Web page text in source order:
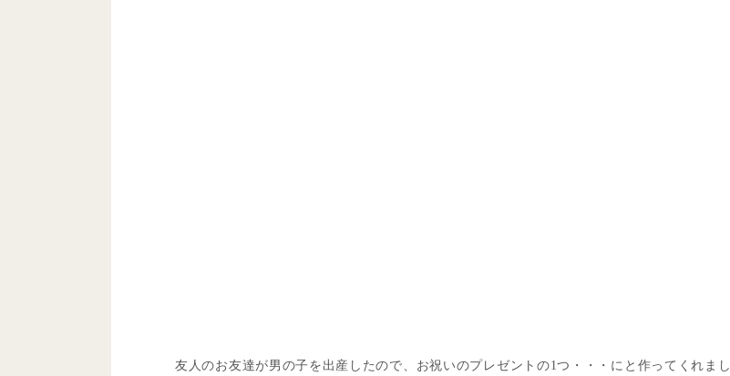
友人のお友達が男の子を出産したので、お祝いのプレゼントの1つ・・・にと作ってくれまし